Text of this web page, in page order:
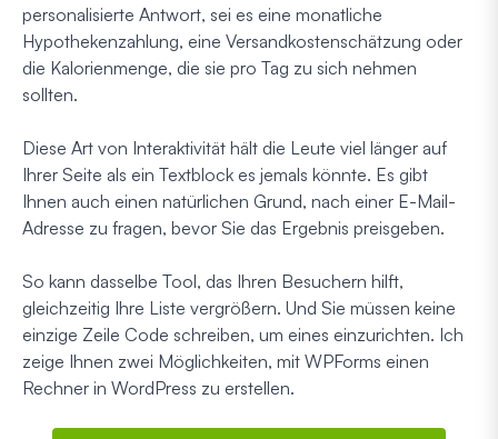
personalisierte Antwort, sei es eine monatliche
Hypothekenzahlung, eine Versandkostenschätzung oder
die Kalorienmenge, die sie pro Tag zu sich nehmen
sollten.
Diese Art von Interaktivität hält die Leute viel länger auf
Ihrer Seite als ein Textblock es jemals könnte. Es gibt
Ihnen auch einen natürlichen Grund, nach einer E-Mail-
Adresse zu fragen, bevor Sie das Ergebnis preisgeben.
So kann dasselbe Tool, das Ihren Besuchern hilft,
gleichzeitig Ihre Liste vergrößern. Und Sie müssen keine
einzige Zeile Code schreiben, um eines einzurichten. Ich
zeige Ihnen zwei Möglichkeiten, mit WPForms einen
Rechner in WordPress zu erstellen.